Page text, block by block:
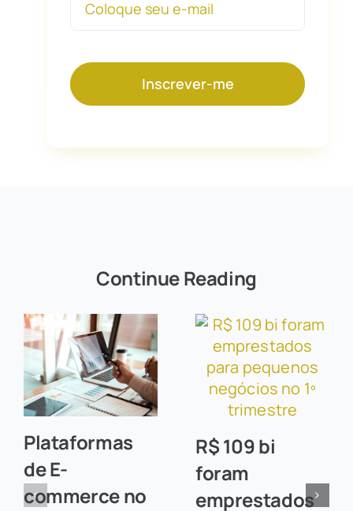
Inscrever-me
Continue Reading
Plataformas
de E-
commerce no
R$ 109 bi
foram
emprestados